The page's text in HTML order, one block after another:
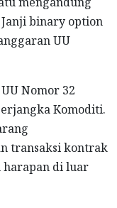
binary option
UU
Nomor 32
Komoditi.
transaksi kontrak
harapan di luar